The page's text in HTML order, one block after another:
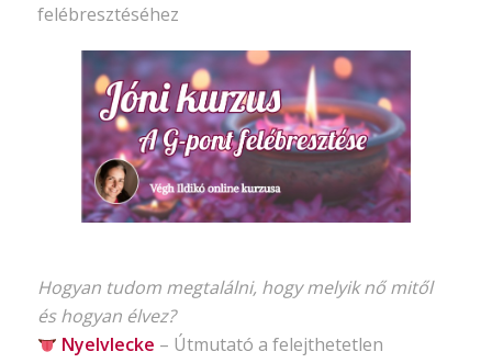
felébresztéséhez
Hogyan tudom megtalálni, hogy melyik nő mitől
és hogyan élvez?
Nyelvlecke – Útmutató a felejthetetlen